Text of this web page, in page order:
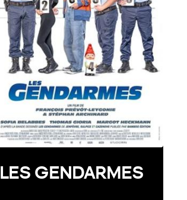
LES GENDARMES